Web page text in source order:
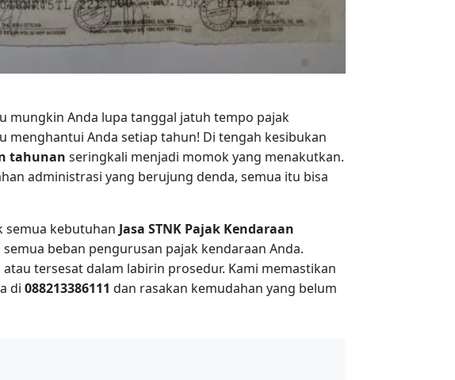
mungkin Anda lupa tanggal jatuh tempo pajak
menghantui Anda setiap tahun! Di tengah kesibukan
tahunan seringkali menjadi momok yang menakutkan.
administrasi yang berujung denda, semua itu bisa
semua kebutuhan Jasa STNK Pajak Kendaraan
beban pengurusan pajak kendaraan Anda.
tersesat dalam labirin prosedur. Kami memastikan
di 088213386111 dan rasakan kemudahan yang belum